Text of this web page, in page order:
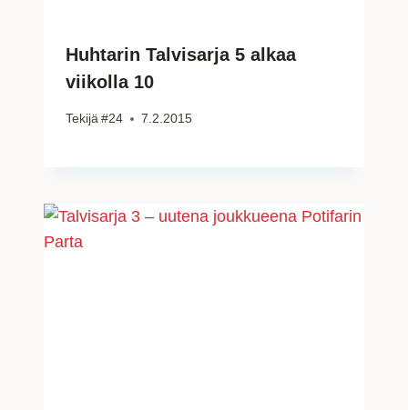
Huhtarin Talvisarja 5 alkaa
viikolla 10
Tekijä #24 7.2.2015